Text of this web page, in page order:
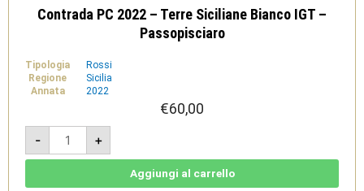
Contrada PC 2022 – Terre Siciliane Bianco IGT –
Passopisciaro
Tipologia
Rossi
Regione
Sicilia
Annata
2022
€60,00
-
Contrada
2022
-
+
Aggiungi al carrello